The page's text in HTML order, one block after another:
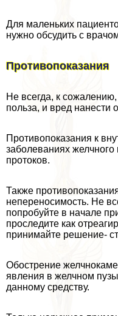
Для маленьких
нужно обсудить с
Противопоказания
Не всегда, к
польза, и вред нанести
Противопоказания к
заболеваниях
протоков.
Также
непереносимость. Не
попробуйте в начале
проследите как
принимайте решение-
Обострение
явления в желчном
данному средству.